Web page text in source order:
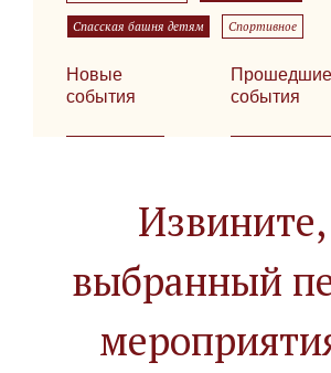
Спасская башня детям Спортивное
Новые
события
Прошедшие
события
выбранный